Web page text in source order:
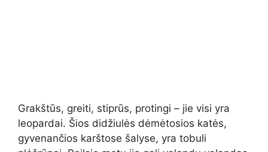
Grakštūs, greiti, stiprūs, protingi – jie visi yra
leopardai. Šios didžiulės dėmėtosios katės,
gyvenančios karštose šalyse, yra tobuli